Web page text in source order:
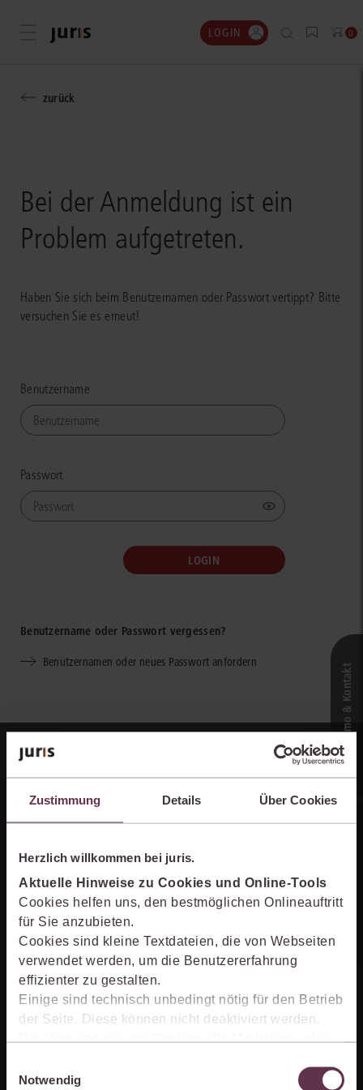
Zustimmung Details Über Cookies
Herzlich willkommen bei juris.
Aktuelle Hinweise zu Cookies und Online-Tools
Cookies helfen uns, den bestmöglichen Onlineauftritt
für Sie anzubieten.
Cookies sind kleine Textdateien, die von Webseiten
verwendet werden, um die Benutzererfahrung
effizienter zu gestalten.
Einige sind technisch unbedingt nötig für den Betrieb
der Seite. Diese können nicht deaktiviert werden.
Der Verwendung von Cookies, die Marketing- oder
Produkte zu optimieren, können Sie zustimmen,
Notwendig
Menü öffnen LOGIN 0
zurück
Bei der Anmeldung ist ein
Problem aufgetreten.
Haben Sie sich beim Benutzernamen oder Passwort vertippt? Bitte
versuchen Sie es erneut!
Benutzername
Passwort
Benutzername oder Passwort vergessen?
Benutzernamen oder neues Passwort anfordern
Unternehmen
Über juris
Partner der jurisAllianz
Karriere
Live‑Demo & Kontakt
Online-Produkt­berater